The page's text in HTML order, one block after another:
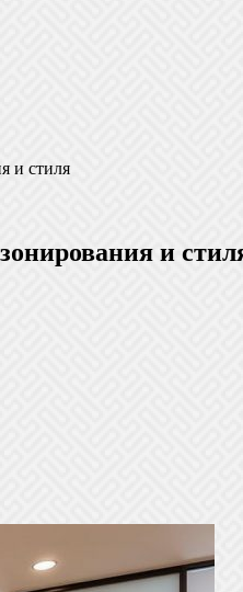
и стиля
и